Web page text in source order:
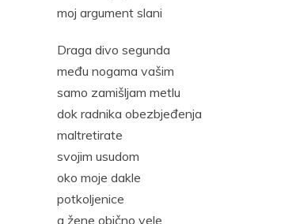
moj argument slani
Draga divo segunda
među nogama vašim
samo zamišljam metlu
dok radnika obezbjeđenja
maltretirate
svojim usudom
oko moje dakle
potkoljenice
a žene obično vele